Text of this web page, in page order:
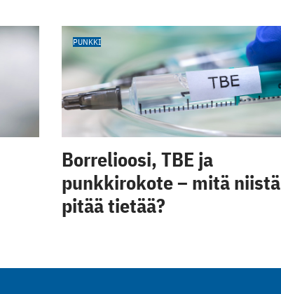
PUNKKI
Borrelioosi, TBE ja
punkkirokote – mitä niistä
pitää tietää?